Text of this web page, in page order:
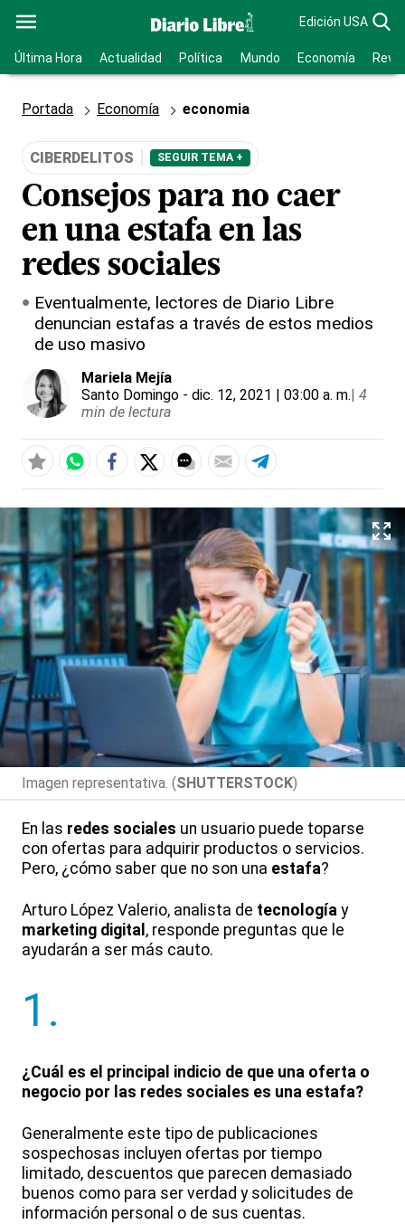
Edición USA
Última Hora Actualidad Política Mundo Economía
Portada Economía economia
CIBERDELITOS SEGUIR TEMA +
Consejos para no caer
en una estafa en las
redes sociales
Eventualmente, lectores de Diario Libre
denuncian estafas a través de estos medios
de uso masivo
Mariela Mejía
Santo Domingo - dic. 12, 2021 | 03:00 a. m.| 4
min de lectura
Imagen representativa. (SHUTTERSTOCK)
En las redes sociales un usuario puede toparse
con ofertas para adquirir productos o servicios.
Pero, ¿cómo saber que no son una estafa?
Arturo López Valerio, analista de tecnología y
marketing digital , responde preguntas que le
ayudarán a ser más cauto.
1.
¿Cuál es el principal indicio de que una oferta o
negocio por las redes sociales es una estafa?
Generalmente este tipo de publicaciones
sospechosas incluyen ofertas por tiempo
limitado, descuentos que parecen demasiado
buenos como para ser verdad y solicitudes de
información personal o de sus cuentas.